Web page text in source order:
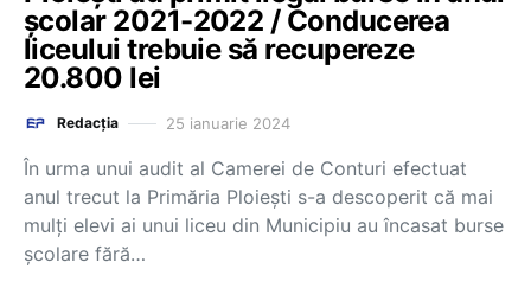
școlar 2021-2022 / Conducerea
liceului trebuie să recupereze
20.800 lei
Redacția 25 ianuarie 2024
În urma unui audit al Camerei de Conturi efectuat
anul trecut la Primăria Ploiești s-a descoperit că mai
mulți elevi ai unui liceu din Municipiu au încasat burse
școlare fără…